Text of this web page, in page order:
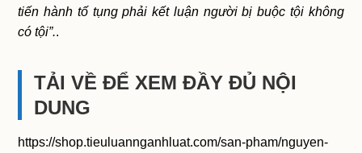
tiến hành tố tụng phải kết luận người bị buộc tội không
có tội”..
TẢI VỀ ĐỂ XEM ĐẦY ĐỦ NỘI
DUNG
https://shop.tieuluannganhluat.com/san-pham/nguyen-